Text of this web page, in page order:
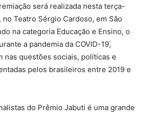
será realizada nesta terça-
no Teatro Sérgio Cardoso, em São
na categoria Educação e Ensino, o
a pandemia da COVID-19,
nas questões sociais, políticas e
pelos brasileiros entre 2019 e
do Prêmio Jabuti é uma grande